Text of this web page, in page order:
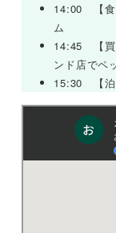
14:00 【食
ム
14:45 【買
ンド店でペ
15:30 【泊